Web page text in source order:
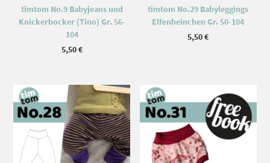
timtom No.9 Babyjeans und
Knickerbocker (Tino) Gr. 56-
104
5,50€
timtom No.29 Babyleggings
Elfenbeinchen Gr. 50-104
5,50€